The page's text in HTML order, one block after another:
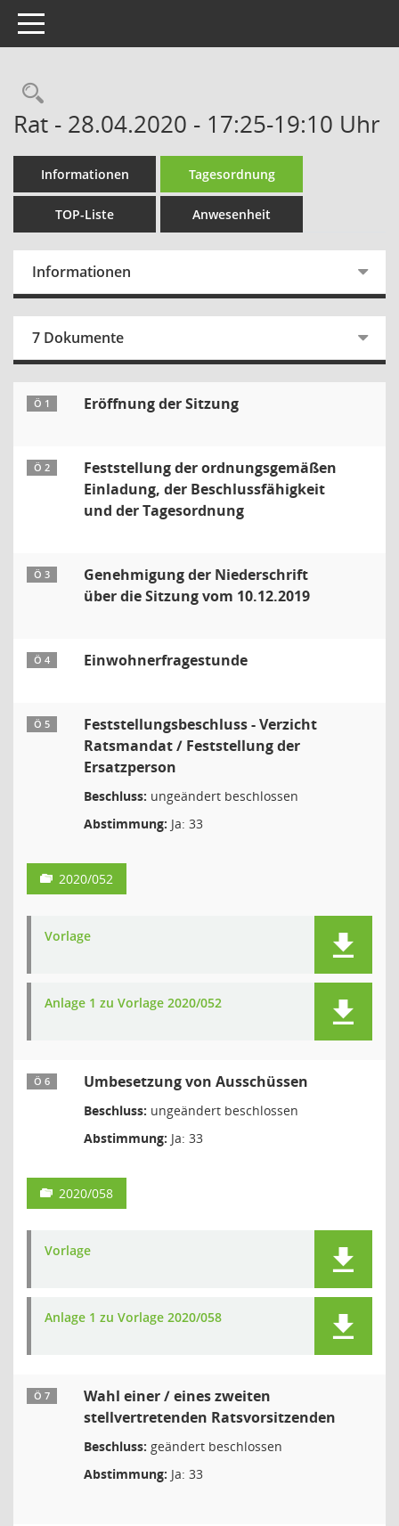
Toggle navigation
Rechercheauswahl
Rat - 28.04.2020 - 17:25-19:10 Uhr
Informationen Tagesordnung
TOP-Liste Anwesenheit
Informationen
7 Dokumente
Ö 1 Eröffnung der Sitzung
Ö 2
Feststellung der ordnungsgemäßen
Einladung, der Beschlussfähigkeit
und der Tagesordnung
Ö 3
Genehmigung der Niederschrift
über die Sitzung vom 10.12.2019
Ö 4 Einwohnerfragestunde
Ö 5
Feststellungsbeschluss - Verzicht
Ratsmandat / Feststellung der
Ersatzperson
Beschluss: ungeändert beschlossen
Abstimmung: Ja: 33
2020/052
Vorlage
Anlage 1 zu Vorlage 2020/052
Ö 6 Umbesetzung von Ausschüssen
Beschluss: ungeändert beschlossen
Abstimmung: Ja: 33
2020/058
Vorlage
Anlage 1 zu Vorlage 2020/058
Ö 7
Wahl einer / eines zweiten
stellvertretenden Ratsvorsitzenden
Beschluss: geändert beschlossen
Abstimmung: Ja: 33